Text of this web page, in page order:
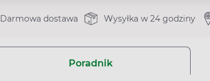
Darmowa dostawa Wysyłka w 24 godziny
Poradnik